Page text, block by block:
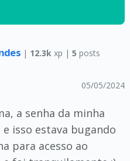
| 12.3kxp | 5 posts
05/05/2024
a senha da minha
isso estava bugando
para acesso ao